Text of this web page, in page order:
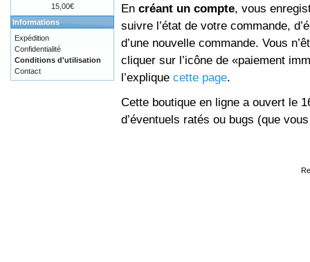
En créant un compte, vous
suivre l’état de votre commande,
d’une nouvelle commande. Vous
cliquer sur l’icône de «paiement
l’explique cette page.
Cette boutique en ligne a ouvert le
d’éventuels ratés ou bugs (que
15,00€
Informations
Expédition
Confidentialité
Conditions d'utilisation
Contact